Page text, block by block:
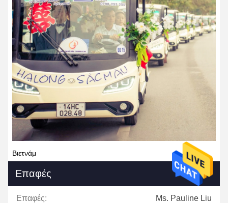
Βιετνάμ
Επαφές
Επαφές: Ms. Pauline Liu